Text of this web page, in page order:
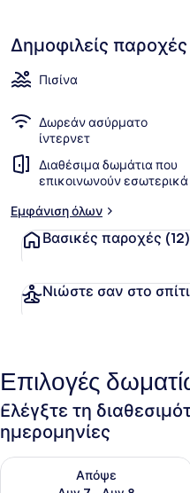
Δημοφιλείς παροχές
Πισίνα
Δωρεάν ασύρματο
ίντερνετ
Διαθέσιμα δωμάτια που
επικοινωνούν εσωτερικά
Εμφάνιση όλων
Βασικές παροχές (12)
Νιώστε σαν στο
Επιλογές
Ελέγξτε τη
ημερομηνίες
Απόψε
Έλεγχος διαθεσιμότητας